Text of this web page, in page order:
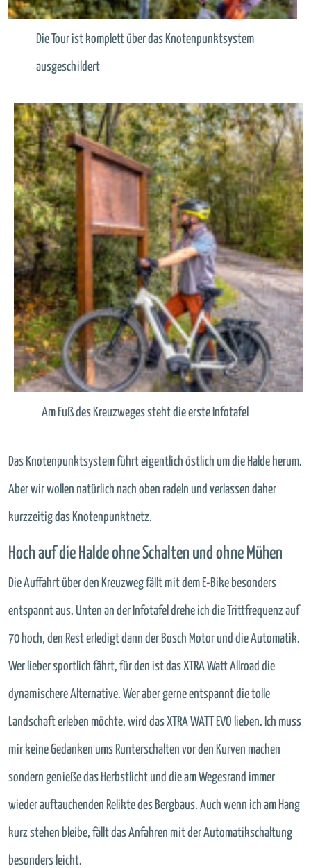
Die Tour ist komplett über das Knotenpunktsystem
ausgeschildert
Am Fuß des Kreuzweges steht die erste Infotafel
Das Knotenpunktsystem führt eigentlich östlich um die Halde herum.
Aber wir wollen natürlich nach oben radeln und verlassen daher
kurzzeitig das Knotenpunktnetz.
Hoch auf die Halde ohne Schalten und ohne Mühen
Die Auffahrt über den Kreuzweg fällt mit dem E-Bike besonders
entspannt aus. Unten an der Infotafel drehe ich die Trittfrequenz auf
70 hoch, den Rest erledigt dann der Bosch Motor und die Automatik.
Wer lieber sportlich fährt, für den ist das XTRA Watt Allroad die
dynamischere Alternative. Wer aber gerne entspannt die tolle
Landschaft erleben möchte, wird das XTRA WATT EVO lieben. Ich muss
mir keine Gedanken ums Runterschalten vor den Kurven machen
sondern genieße das Herbstlicht und die am Wegesrand immer
wieder auftauchenden Relikte des Bergbaus. Auch wenn ich am Hang
kurz stehen bleibe, fällt das Anfahren mit der Automatikschaltung
besonders leicht.